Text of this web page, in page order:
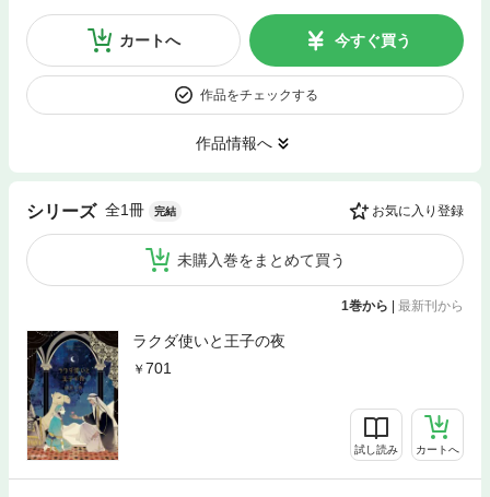
カートへ 今すぐ買う
作品をチェックする
作品情報へ
シリーズ 全1冊 完結 お気に入り登録
未購入巻をまとめて買う
1巻から | 最新刊から
ラクダ使いと王子の夜
701
試し読み カートへ